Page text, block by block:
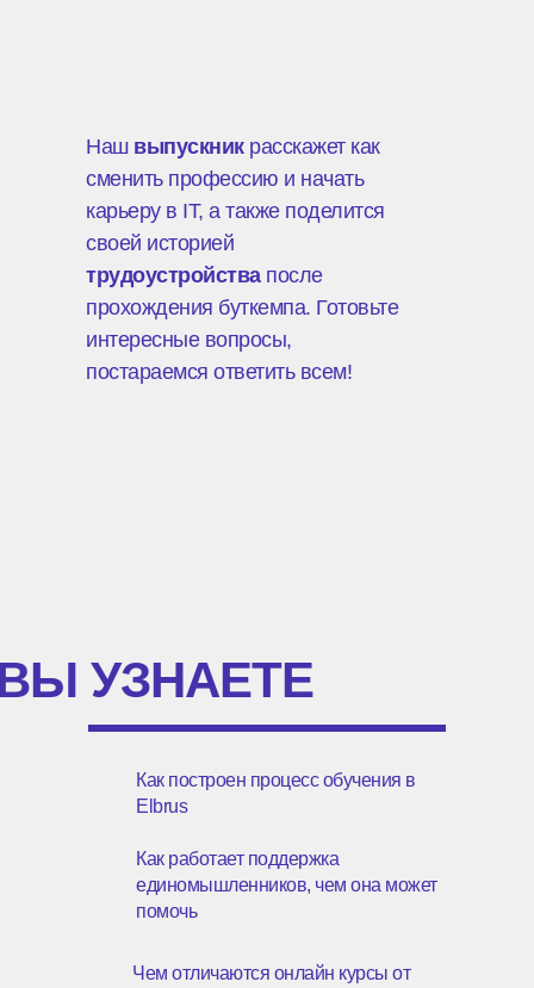
Наш выпускникрасскажет как
сменить профессию и начать
карьеру в IT, а также поделится
своей историей
трудоустройствапосле
прохождения буткемпа. Готовьте
интересные вопросы,
постараемся ответить всем!
УЗНАЕТЕ
Как построен процесс обучения в
Elbrus
Как работает поддержка
единомышленников, чем она может
помочь
Чем отличаются онлайн курсы от